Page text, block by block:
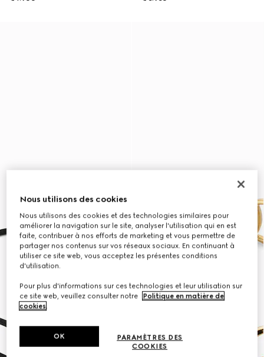
Nous utilisons des cookies
Nous utilisons des cookies et des technologies similaires pour
améliorer la navigation sur le site, analyser l'utilisation qui en est
faite, contribuer à nos efforts de marketing et vous permettre de
partager nos contenus sur vos réseaux sociaux. En continuant à
utiliser ce site web, vous acceptez les présentes conditions
d'utilisation.
Pour plus d'informations sur ces technologies et leur utilisation sur
ce site web, veuillez consulter notre
Politique en matière de
cookies.
PARAMÈTRES DES
COOKIES
OK